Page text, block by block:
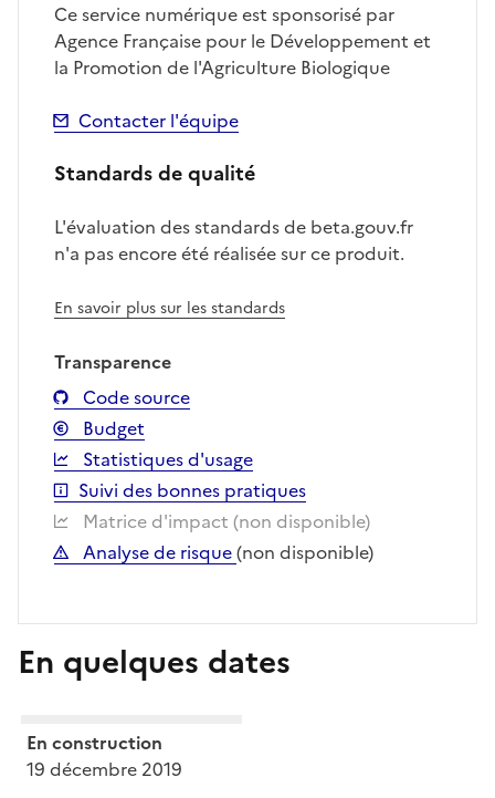
Ce service numérique est sponsorisé par
Agence Française pour le Développement et
la Promotion de l'Agriculture Biologique
Contacter l'équipe
Standards de qualité
L'évaluation des standards de beta.gouv.fr
n'a pas encore été réalisée sur ce produit.
En savoir plus sur les standards
Transparence
Code source
Budget
Statistiques d'usage
Suivi des bonnes pratiques
Matrice d'impact (non disponible)
Analyse de risque(non disponible)
En quelques dates
En construction
19 décembre 2019